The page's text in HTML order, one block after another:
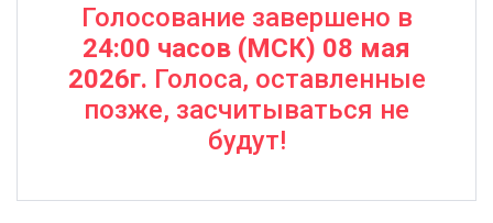
Голосование завершено в
24:00 часов (МСК) 08 мая
2026г. Голоса, оставленные
позже, засчитываться не
будут!